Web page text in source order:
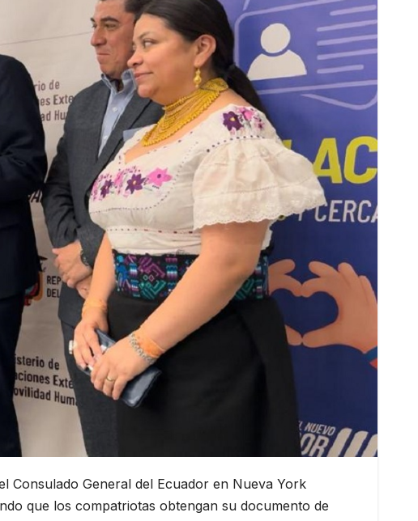
Consulado General del Ecuador en Nueva York
que los compatriotas obtengan su documento de